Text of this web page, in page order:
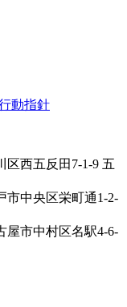
動指針
西五反田7-1-9 五
市中央区栄町通1-2-
屋市中村区名駅4-6-